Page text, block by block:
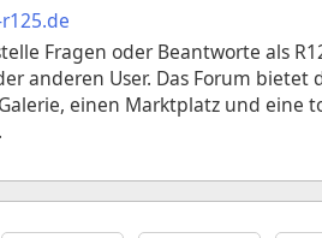
Fragen oder Beantworte als
anderen User. Das Forum bietet
einen Marktplatz und eine